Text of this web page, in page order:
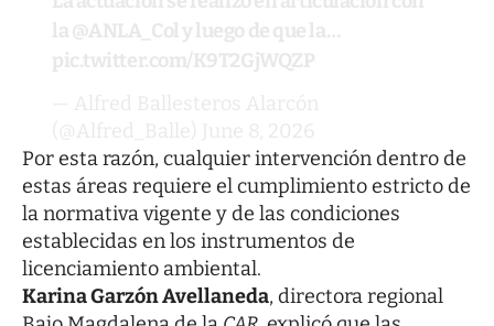
Por esta razón, cualquier intervención dentro de
estas áreas requiere el cumplimiento estricto de
la normativa vigente y de las condiciones
establecidas en los instrumentos de
licenciamiento ambiental.
Karina Garzón Avellaneda, directora regional